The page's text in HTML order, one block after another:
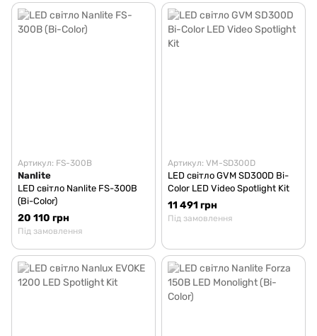
Артикул: FS-300B
Nanlite
LED світло Nanlite FS-300B
(Bi-Color)
20 110 грн
Під замовлення
Артикул: VM-SD300D
LED світло GVM SD300D Bi-
Color LED Video Spotlight Kit
11 491 грн
Під замовлення